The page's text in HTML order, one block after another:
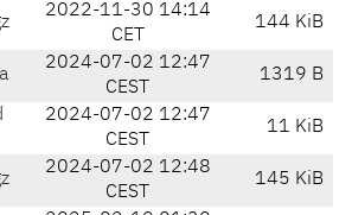
2022-11-30 14:14
CET
144 KiB
2024-07-02 12:47
CEST
1319 B
2024-07-02 12:47
CEST
11 KiB
2024-07-02 12:48
CEST
145 KiB